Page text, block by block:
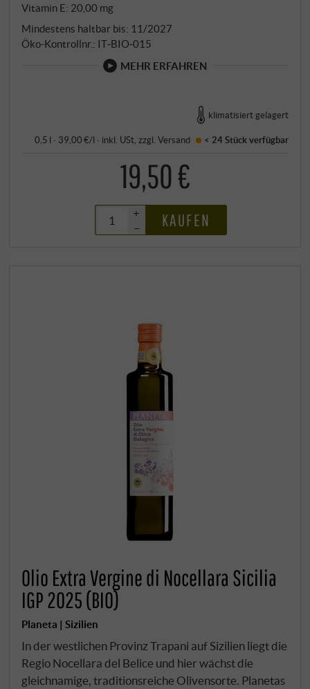
Vitamin E: 20,00 mg
Mindestens haltbar bis: 11/2027
Öko-Kontrollnr.: IT‑BIO‑015
MEHR ERFAHREN
klimatisiert gelagert
0,5 l · 39,00 €/l · inkl. USt , zzgl.Versand < 24 Stückverfügbar
19,50 €
+
–
KAUFEN
Olio Extra Vergine di Nocellara Sicilia
IGP 2025 (BIO)
Planeta | Sizilien
In der westlichen Provinz Trapani auf Sizilien liegt die
Regio Nocellara del Belice und hier wächst die
gleichnamige, traditionsreiche Olivensorte. Planetas